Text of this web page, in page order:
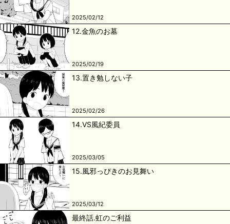
2025/02/12
12.金魚のお墓
2025/02/19
13.置き勉しない子
2025/02/26
14.VS風紀委員
2025/03/05
15.風邪っぴきのお見舞い
2025/03/12
最終話.虹のご利益